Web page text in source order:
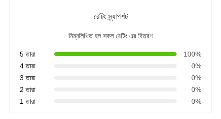
রেটিং স্ন্যাপশট
নিম্নলিখিত হল সকল রেটিং এর বিতরণ
5 তারা
100%
4 তারা
0%
3 তারা
0%
2 তারা
0%
1 তারা
0%